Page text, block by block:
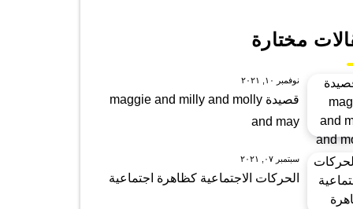
مختارة
نوفمبر ١٠, ٢٠٢١
قصيدة maggie and milly and molly
and may
سبتمبر ٠٧, ٢٠٢١
الحركات الاجتماعية كظاهرة اجتماعية